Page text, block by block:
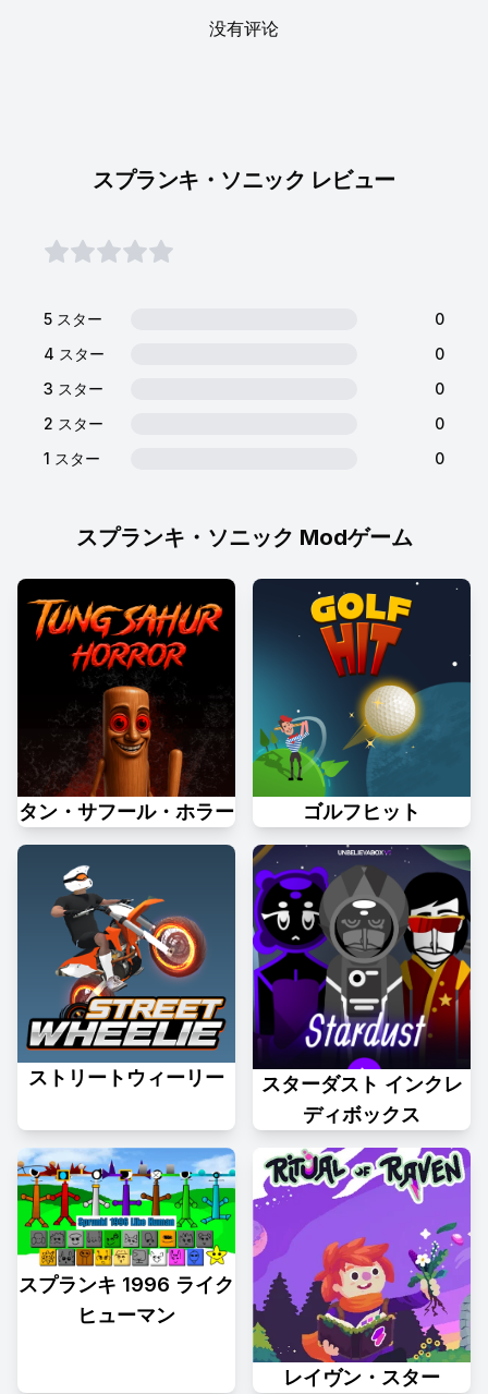
没有评论
スプランキ・ソニック Modゲーム
タン・サフール・ホラー ゴルフヒット
ストリートウィーリー
スターダスト インクレ
ディボックス
スプランキ 1996 ライク
ヒューマン
レイヴン・スター
スプランキ・ソニック レビュー
5 スター
0
4 スター
0
3 スター
0
2 スター
0
1 スター
0